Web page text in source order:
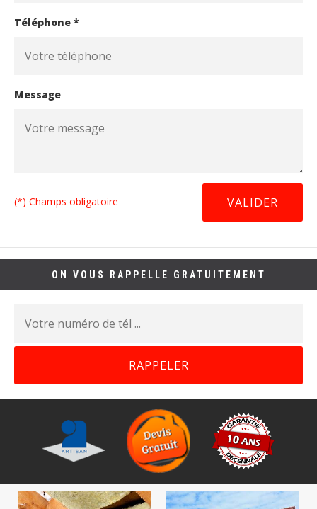
Téléphone *
Message
(*) Champs obligatoire
ON VOUS RAPPELLE GRATUITEMENT